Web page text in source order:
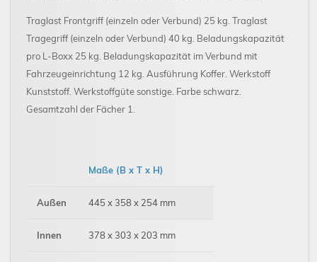
Traglast Frontgriff (einzeln oder Verbund) 25 kg. Traglast
Tragegriff (einzeln oder Verbund) 40 kg. Beladungskapazität
pro L-Boxx 25 kg. Beladungskapazität im Verbund mit
Fahrzeugeinrichtung 12 kg. Ausführung Koffer. Werkstoff
Kunststoff. Werkstoffgüte sonstige. Farbe schwarz.
Gesamtzahl der Fächer 1.
Maße (B x T x H)
Außen 445 x 358 x 254 mm
Innen 378 x 303 x 203 mm